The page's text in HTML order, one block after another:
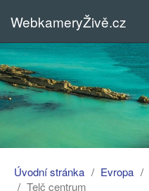
WebkameryŽivě.cz
Úvodní stránka Evropa
Telč centrum